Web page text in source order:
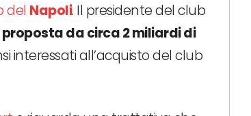
del Napoli. Il presidente del club
proposta da circa 2 miliardi di
interessati all’acquisto del club